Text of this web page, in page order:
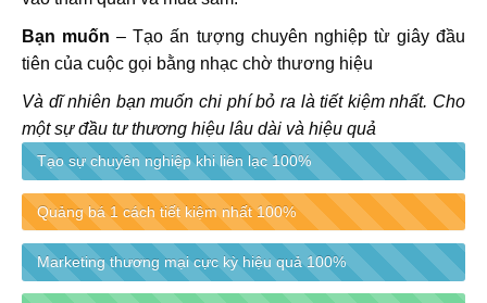
Bạn muốn – Tạo ấn tượng chuyên nghiệp từ giây đầu
tiên của cuộc gọi bằng nhạc chờ thương hiệu
Và dĩ nhiên bạn muốn chi phí bỏ ra là tiết kiệm nhất. Cho
một sự đầu tư thương hiệu lâu dài và hiệu quả
Tạo sự chuyên nghiệp khi liên lạc 100%
Quảng bá 1 cách tiết kiệm nhất100%
Marketing thương mại cực kỳ hiệu quả 100%